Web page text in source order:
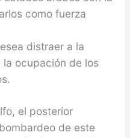
como fuerza
distraer a la
ocupación de los
el posterior
de este